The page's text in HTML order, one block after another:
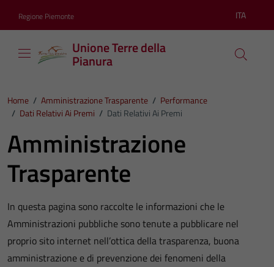
Regione Piemonte Lingua
ITA
Unione Terre della
Pianura
Home / Amministrazione Trasparente / Performance
/ Dati Relativi Ai Premi / Dati Relativi Ai Premi
Amministrazione
Trasparente
In questa pagina sono raccolte le informazioni che le
Amministrazioni pubbliche sono tenute a pubblicare nel
proprio sito internet nell’ottica della trasparenza, buona
amministrazione e di prevenzione dei fenomeni della